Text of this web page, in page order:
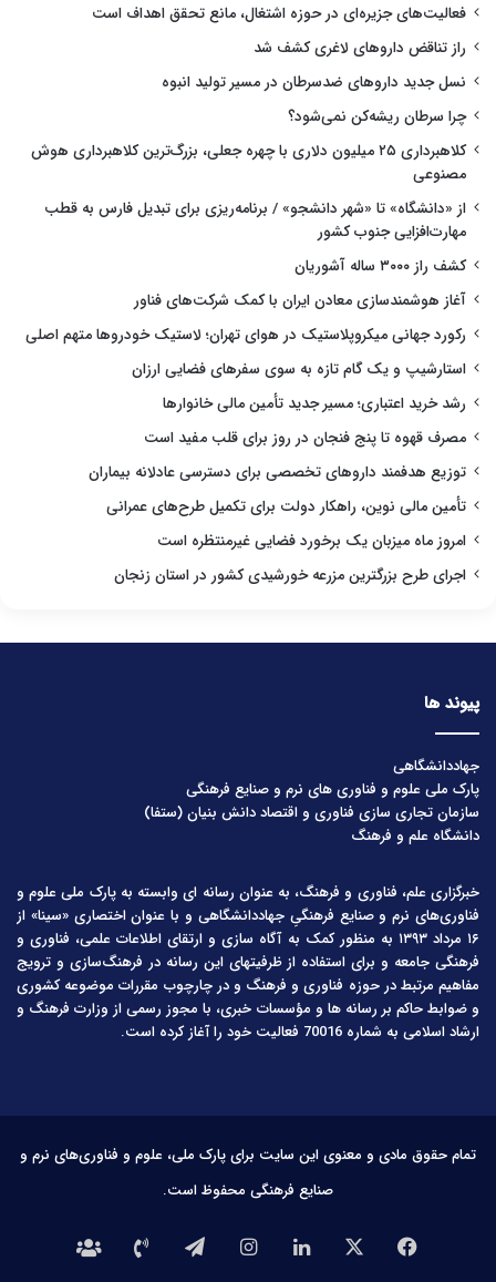
فعالیت‌های جزیره‌ای در حوزه اشتغال، مانع تحقق اهداف است
راز تناقض داروهای لاغری کشف شد
نسل جدید داروهای ضدسرطان در مسیر تولید انبوه
چرا سرطان ریشه‌کن نمی‌شود؟
کلاهبرداری ۲۵ میلیون دلاری با چهره جعلی، بزرگ‌ترین کلاهبرداری هوش
مصنوعی
از «دانشگاه» تا «شهر دانشجو» / برنامه‌ریزی برای تبدیل فارس به قطب
مهارت‌افزایی جنوب کشور
کشف راز ۳۰۰۰ ساله آشوریان
آغاز هوشمندسازی معادن ایران با کمک شرکت‌های فناور
رکورد جهانی میکروپلاستیک در هوای تهران؛ لاستیک خودروها متهم اصلی
استارشیپ و یک گام تازه به سوی سفرهای فضایی ارزان
رشد خرید اعتباری؛ مسیر جدید تأمین مالی خانوارها
مصرف قهوه تا پنج فنجان در روز برای قلب مفید است
توزیع هدفمند داروهای تخصصی برای دسترسی عادلانه بیماران
تأمین مالی نوین، راهکار دولت برای تکمیل طرح‌های عمرانی
امروز ماه میزبان یک برخورد فضایی غیرمنتظره است
اجرای طرح بزرگترین مزرعه خورشیدی کشور در استان زنجان
پیوند ها
جهاددانشگاهی
پارک ملی علوم و فناوری های نرم و صنایع فرهنگی
سازمان تجاری سازی فناوری و اقتصاد دانش بنیان (ستفا)
دانشگاه علم و فرهنگ
خبرگزاری علم، فناوری و فرهنگ، به عنوان رسانه ای وابسته به پارک ملی علوم و
فناوری‌های نرم و صنایع فرهنگیِ جهاددانشگاهی و با عنوان اختصاری «سینا» از
۱۶ مرداد ۱۳۹۳ به منظور کمک به آگاه سازی و ارتقای اطلاعات علمی، فناوری و
فرهنگی جامعه و برای استفاده از ظرفیتهای این رسانه در فرهنگ‌سازی و ترویج
مفاهیم مرتبط در حوزه فناوری و فرهنگ و در چارچوب مقررات موضوعه کشوری
و ضوابط حاکم بر رسانه ها و مؤسسات خبری، با مجوز رسمی از وزارت فرهنگ و
ارشاد اسلامی به شماره 70016 فعالیت خود را آغاز کرده است.
تمام حقوق مادی و معنوی این سایت برای پارک ملی، علوم و فناوری‌های نرم و
صنایع فرهنگی محفوظ است.
فیس لینکدیناینستاگرامتلگرامتماس درباره